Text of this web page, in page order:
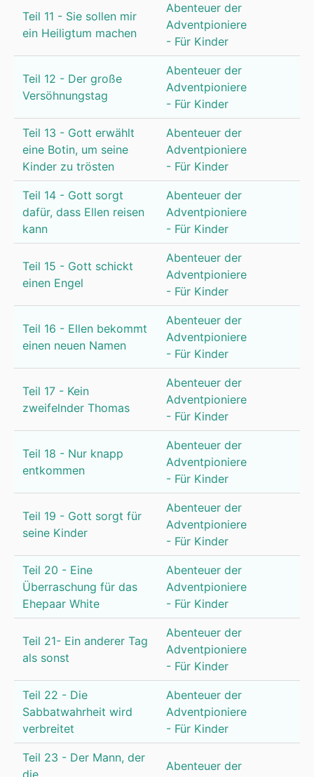
Teil 11 - Sie sollen mir
ein Heiligtum machen
Abenteuer der
Adventpioniere
- Für Kinder
Teil 12 - Der große
Versöhnungstag
Abenteuer der
Adventpioniere
- Für Kinder
Teil 13 - Gott erwählt
eine Botin, um seine
Kinder zu trösten
Abenteuer der
Adventpioniere
- Für Kinder
Teil 14 - Gott sorgt
dafür, dass Ellen reisen
kann
Abenteuer der
Adventpioniere
- Für Kinder
Teil 15 - Gott schickt
einen Engel
Abenteuer der
Adventpioniere
- Für Kinder
Teil 16 - Ellen bekommt
einen neuen Namen
Abenteuer der
Adventpioniere
- Für Kinder
Teil 17 - Kein
zweifelnder Thomas
Abenteuer der
Adventpioniere
- Für Kinder
Teil 18 - Nur knapp
entkommen
Abenteuer der
Adventpioniere
- Für Kinder
Teil 19 - Gott sorgt für
seine Kinder
Abenteuer der
Adventpioniere
- Für Kinder
Teil 20 - Eine
Überraschung für das
Ehepaar White
Abenteuer der
Adventpioniere
- Für Kinder
Teil 21- Ein anderer Tag
als sonst
Abenteuer der
Adventpioniere
- Für Kinder
Teil 22 - Die
Sabbatwahrheit wird
verbreitet
Abenteuer der
Adventpioniere
- Für Kinder
Teil 23 - Der Mann, der
die
Abenteuer der